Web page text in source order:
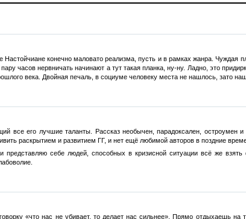
конечно маловато реализма, пусть и в рамках жанра. Чуждая
пару часов нервничать начинают а тут такая планка, ну-ну. Ладно, это
века. Двойная печаль, в социуме человеку места не нашлось, зато
все его лучшие таланты. Рассказ необычен, парадоксален,
раскрытием и развитием ГГ, и нет ещё любимой авторов в поздние
себе людей, способных в кризисной ситуации всё же
«что нас не убивает, то делает нас сильнее». Прямо отдыхаешь на